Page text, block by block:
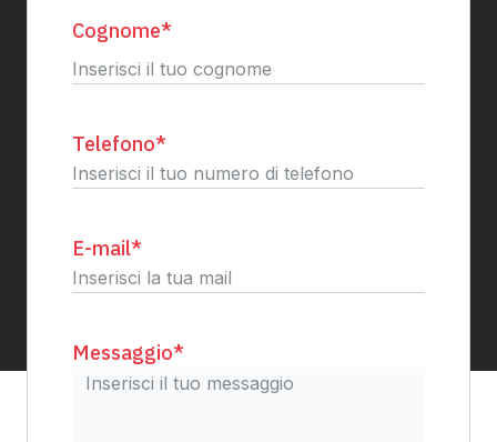
Cognome*
Telefono*
E-mail*
Messaggio*